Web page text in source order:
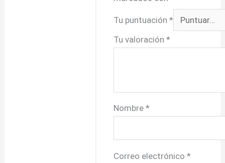
Tu puntuación*
Tu valoración*
Nombre*
Correo electrónico*